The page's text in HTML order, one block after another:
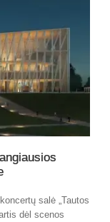
salė „Tautos
dėl scenos